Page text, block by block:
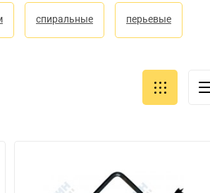
спиральные перьевые